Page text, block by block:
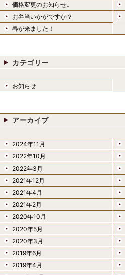
価格変更のお知らせ。
お弁当いかがですか？
春が来ました！
カテゴリー
お知らせ
アーカイブ
2024年11月
2022年10月
2022年3月
2021年12月
2021年4月
2021年2月
2020年10月
2020年5月
2020年3月
2019年6月
2019年4月